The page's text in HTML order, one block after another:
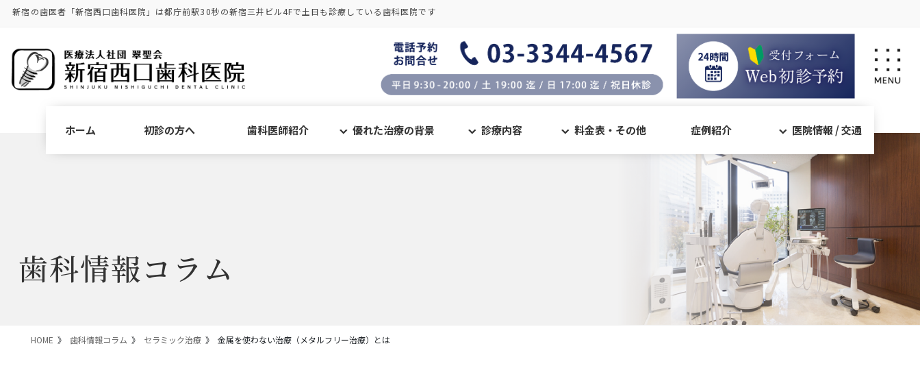
新宿の歯医者「新宿西口歯科医院」は都庁前駅30秒の新宿三井ビル4Fで土日も診療している歯科医院です
ホーム 初診の方へ 歯科医師紹介 優れた治療の背景 診療内容 料金表・その他 症例紹介 医院情報 / 交通
歯科情報コラム
HOME 歯科情報コラム セラミック治療 金属を使わない治療（メタルフリー治療）とは